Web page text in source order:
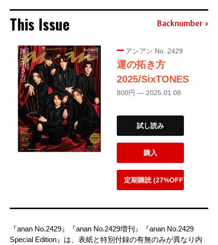
This Issue Backnumber
アンアン No. 2429
運の拓き方
2025/SixTONES
800円 — 2025.01.08
試し読み
購入
定期購読 (27%OFF)
『anan No.2429』『anan No.2429増刊』『anan No.2429
Special Edition』は、表紙と特別付録の有無のみが異なり内